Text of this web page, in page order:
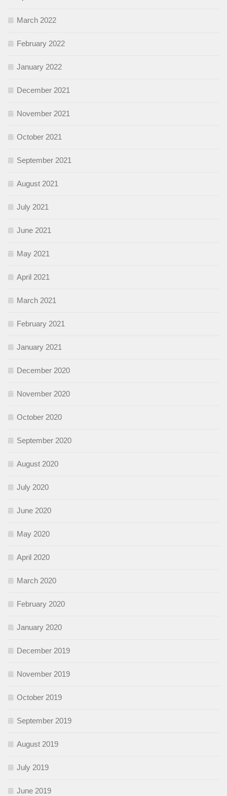
March 2022
February 2022
January 2022
December 2021
November 2021
October 2021
September 2021
August 2021
July 2021
June 2021
May 2021
April 2021
March 2021
February 2021
January 2021
December 2020
November 2020
October 2020
September 2020
August 2020
July 2020
June 2020
May 2020
April 2020
March 2020
February 2020
January 2020
December 2019
November 2019
October 2019
September 2019
August 2019
July 2019
June 2019